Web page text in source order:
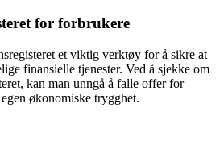
for forbrukere
et viktig verktøy for å sikre at
finansielle tjenester. Ved å sjekke om
kan man unngå å falle offer for
økonomiske trygghet.